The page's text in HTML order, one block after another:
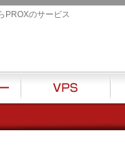
PROXのサービス
VPS ハ